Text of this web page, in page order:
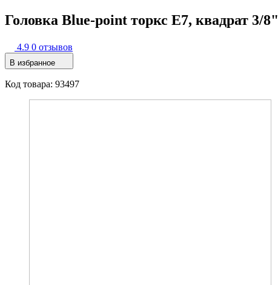
Головка Blue-point торкс Е7, квадрат 3/8"
4.9 0 отзывов
В избранное
Код товара: 93497